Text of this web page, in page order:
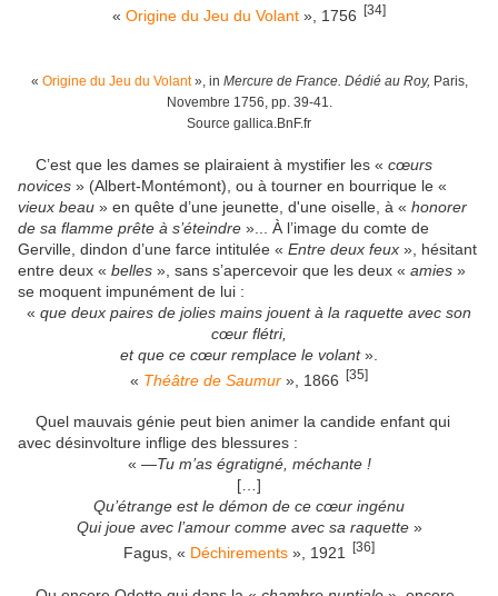
« Origine du Jeu du Volant », 1756 [34]
« Origine du Jeu du Volant», in Mercure de France. Dédié au Roy, Paris,
Novembre 1756, pp. 39-41.
Source gallica.BnF.fr
C’est que les dames se plairaient à mystifier les « cœurs
novices » (Albert-Montémont), ou à tourner en bourrique le «
vieux beau » en quête d’une jeunette, d'une oiselle, à « honorer
de sa flamme prête à s’éteindre »... À l’image du comte de
Gerville, dindon d’une farce intitulée « Entre deux feux », hésitant
entre deux « belles », sans s’apercevoir que les deux « amies »
se moquent impunément de lui :
« que deux paires de jolies mains jouent à la raquette avec son
cœur flétri,
et que ce cœur remplace le volant».
« Théâtre de Saumur », 1866 [35]
Quel mauvais génie peut bien animer la candide enfant qui
avec désinvolture inflige des blessures :
« —Tu m’as égratigné, méchante !
[…]
Qu’étrange est le démon de ce cœur ingénu
Qui joue avec l’amour comme avec sa raquette»
Fagus, « Déchirements », 1921 [36]